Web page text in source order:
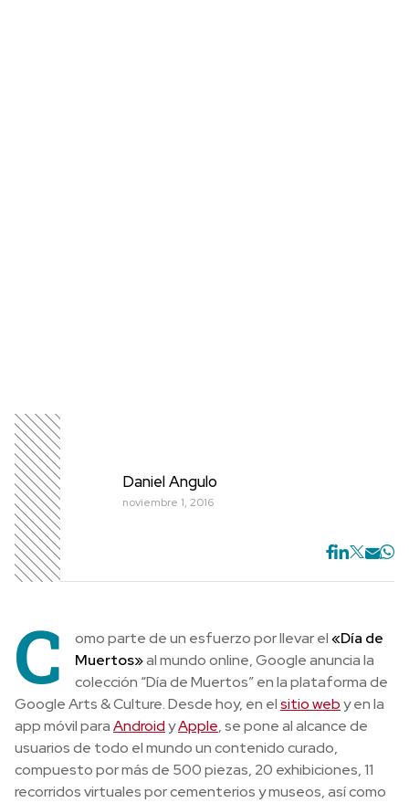
Daniel Angulo
noviembre 1, 2016
C omo parte de un esfuerzo por llevar el«Día de
Muertos»al mundo online, Google anuncia la
colección “Día de Muertos” en la plataforma de
Google Arts & Culture. Desde hoy, en elsitio weby en la
app móvil paraAndroidyApple, se pone al alcance de
usuarios de todo el mundo un contenido curado,
compuesto por más de 500 piezas, 20 exhibiciones, 11
recorridos virtuales por cementerios y museos, así como